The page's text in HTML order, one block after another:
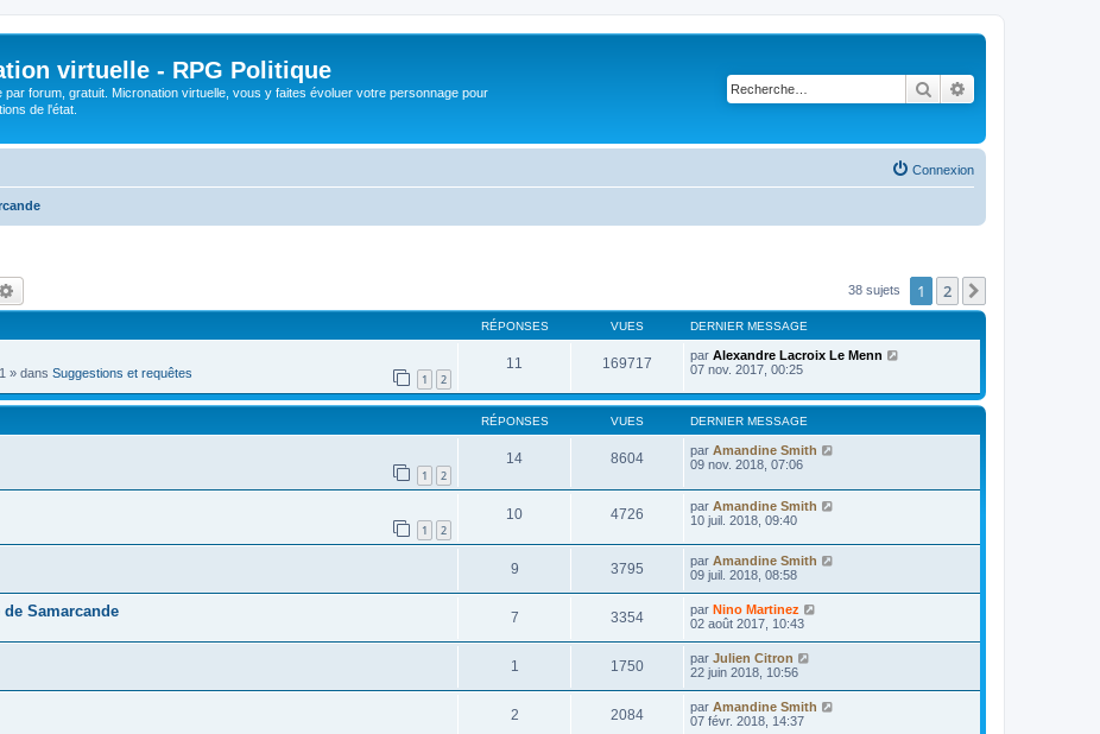
virtuelle - RPG Politique
par forum, gratuit. Micronation virtuelle, vous y faites évoluer votre personnage pour
de l'état.
Rechercher
Connexion
38 sujets 1 2
RÉPONSES VUES DERNIER MESSAGE
» dans Suggestions et requêtes 1 2
11 169717 par Alexandre Lacroix Le Menn
07 nov. 2017, 00:25
RÉPONSES VUES DERNIER MESSAGE
1 2
14 8604 par Amandine Smith
09 nov. 2018, 07:06
1 2
10 4726 par Amandine Smith
10 juil. 2018, 09:40
9 3795 par Amandine Smith
09 juil. 2018, 08:58
Samarcande 7 3354 par Nino Martinez
02 août 2017, 10:43
1 1750 par Julien Citron
22 juin 2018, 10:56
2 2084 par Amandine Smith
07 févr. 2018, 14:37